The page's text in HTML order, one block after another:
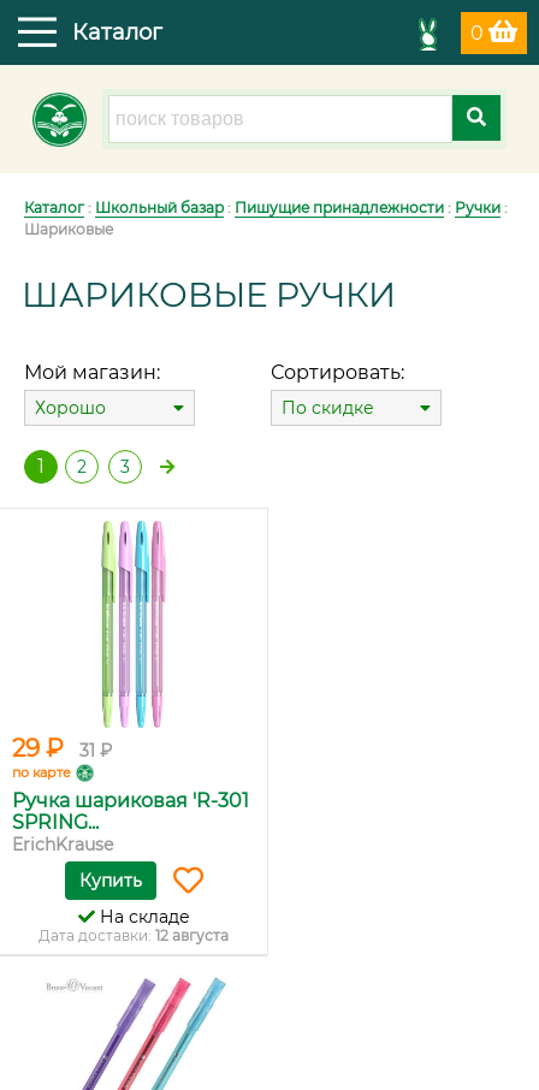
0
Каталог
Каталог: Школьный базар : Пишущие принадлежности : Ручки :
Шариковые
ШАРИКОВЫЕ РУЧКИ
Мой магазин:
Хорошо
Сортировать:
По скидке
1 2 3
29 ₽ 31 ₽
по карте
Ручка шариковая 'R-301
SPRING...
ErichKrause
Купить
На складе
Дата доставки: 12 августа